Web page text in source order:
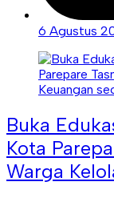
6 Agustus
Buka
Kota
Warga